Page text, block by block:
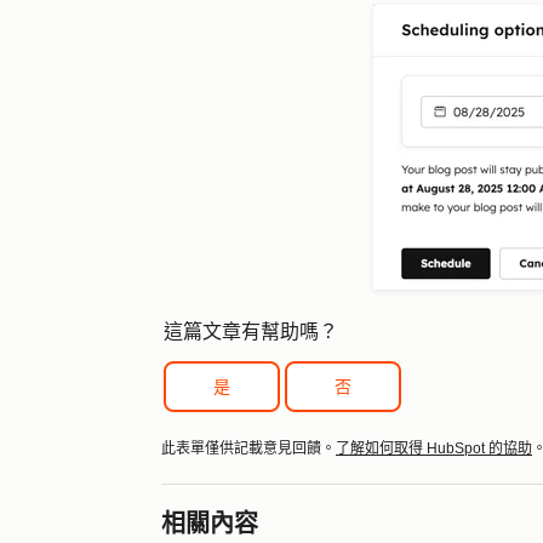
這篇文章有幫助嗎？
是 否
此表單僅供記載意見回饋。 了解如何取得 HubSpot 的協助
相關內容